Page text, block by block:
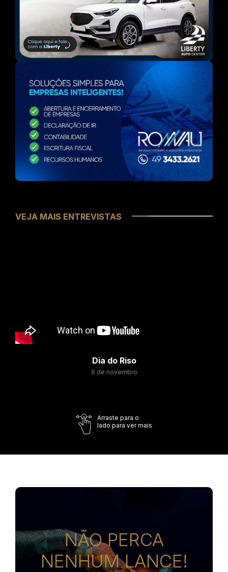
VEJA MAIS ENTREVISTAS
Dia do Riso
6 de novembro
Arraste para o
lado para ver mais
NÃO PERCA
NENHUM LANCE!